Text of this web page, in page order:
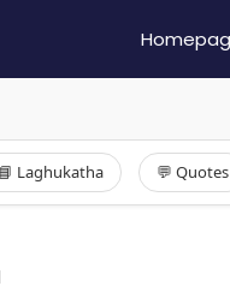
📘 Laghukatha 💬 Quotes